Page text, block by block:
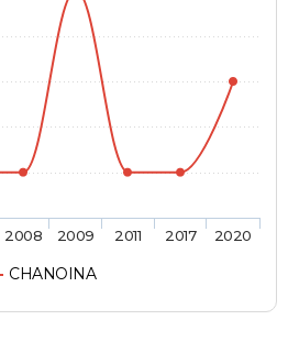
CHANOINA
2008 2009 2011 2017 2020